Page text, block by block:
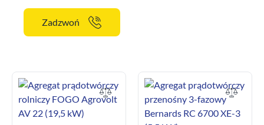
Zadzwoń